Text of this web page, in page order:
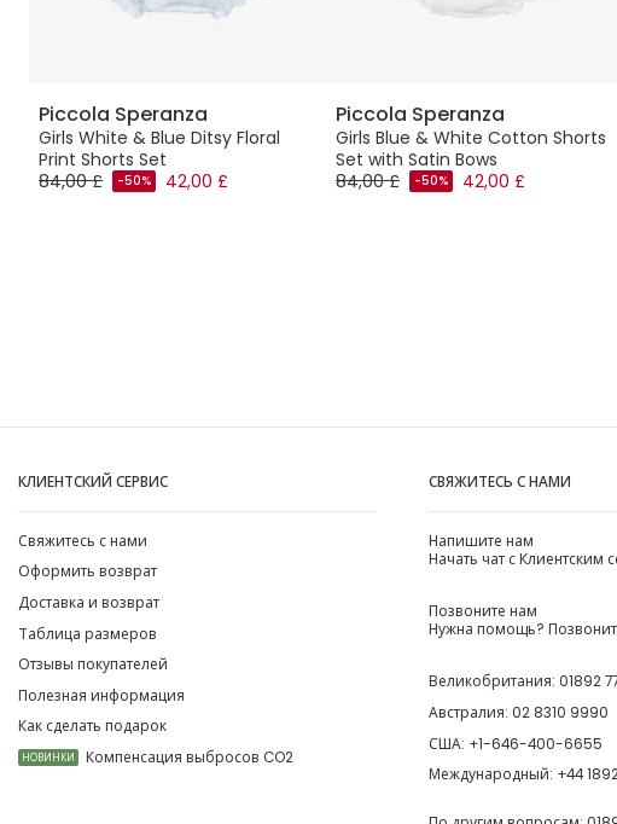
Piccola Speranza
Girls White & Blue Ditsy Floral
Print Shorts Set
84,00 £
-50% 42,00 £
Piccola Speranza
Girls Blue & White Cotton Shorts
Set with Satin Bows
84,00 £
-50% 42,00 £
КЛИЕНТСКИЙ СЕРВИС
Свяжитесь с нами
Оформить возврат
Доставка и возврат
Таблица размеров
Отзывы покупателей
Полезная информация
Как сделать подарок
НОВИНКИ Компенсация выбросов CO2
СВЯЖИТЕСЬ С НАМИ
Напишите нам
Начать чат с Клиентским
Позвоните нам
Нужна помощь?
Великобритания: 01892
Австралия: 02 8310 9990
США: +1-646-400-6655
Международный: +44